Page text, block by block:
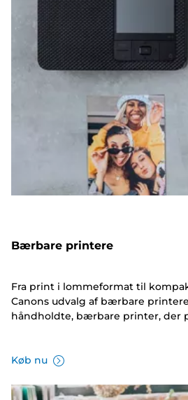
Bærbare printere
Fra print i lommeformat til
Canons udvalg af bærbare
håndholdte, bærbare printer, der
Køb nu